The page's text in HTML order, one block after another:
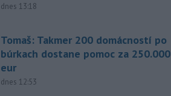
dnes 13:18
Tomaš: Takmer 200 domácností po
búrkach dostane pomoc za 250.000
eur
dnes 12:53